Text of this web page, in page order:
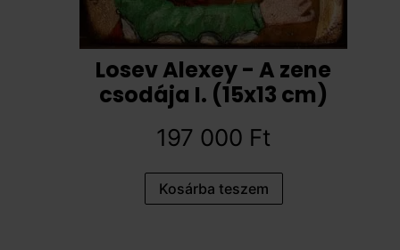
Losev Alexey - A zene
csodája I. (15x13 cm)
197 000 Ft
Kosárba teszem